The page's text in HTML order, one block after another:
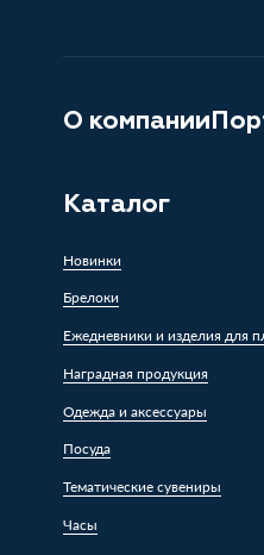
О компании
Каталог
Новинки
Брелоки
Ежедневники и изделия для
Наградная продукция
Одежда и аксессуары
Посуда
Тематические сувениры
Часы